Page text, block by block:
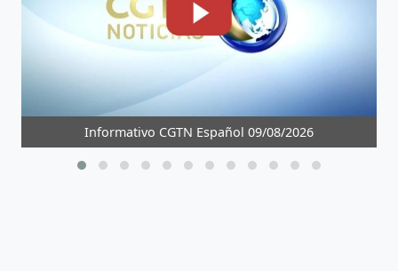
BOMBAZO "FILTRAN NOMBRE
SOMBRA QUE PAGÓ A AYUSO VIAJE